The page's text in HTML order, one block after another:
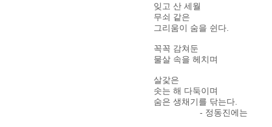
잊고 산 세월
무쇠 같은
그리움이 숨을 쉰다.
꼭꼭 감쳐둔
물살 속을 헤치며
살갗은
솟는 해 다둑이며
숨은 생채기를 닦는다.
- 정동진에는